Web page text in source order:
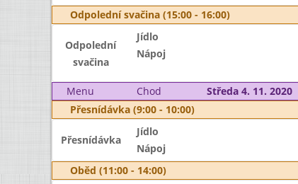
Odpolední svačina (15:00 - 16:00)
Odpolední
svačina
Jídlo
Nápoj
Menu Chod Středa 4. 11. 2020
Přesnídávka (9:00 - 10:00)
Přesnídávka
Jídlo
Nápoj
Oběd (11:00 - 14:00)